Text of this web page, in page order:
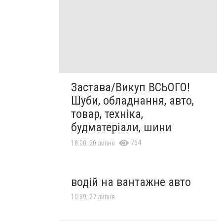
Застава/Викуп ВСЬОГО!
Шуби, обладнання, авто,
товар, техніка,
будматеріали, шини
18:00, 20 липня 764
водій на вантажне авто
10:39, 27 липня